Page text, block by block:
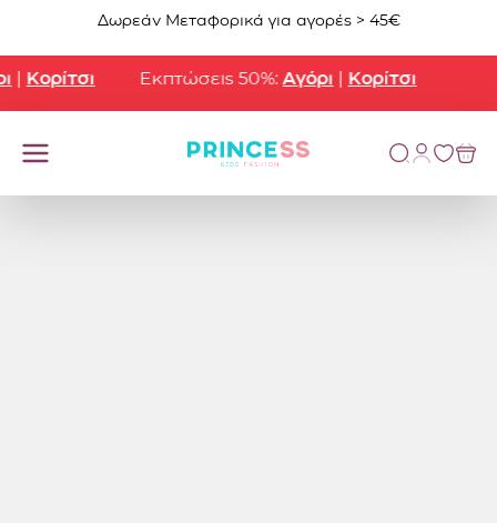
Μετάβαση στο περιεχόμενο
Δωρεάν Μεταφορικά για αγορές > 45€
Εκπτώσεις 50%:Αγόρι|Κορίτσι